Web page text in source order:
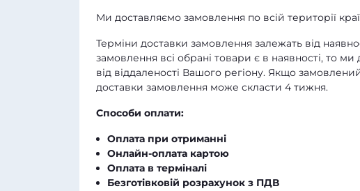
Ми доставляємо замовлення по всій території
Терміни доставки замовлення залежать від
замовлення всі обрані товари є в наявності, то
від віддаленості Вашого регіону. Якщо
доставки замовлення може скласти 4 тижня.
Способи оплати:
Оплата при отриманні
Онлайн-оплата картою
Оплата в терміналі
Безготівковій розрахунок з ПДВ